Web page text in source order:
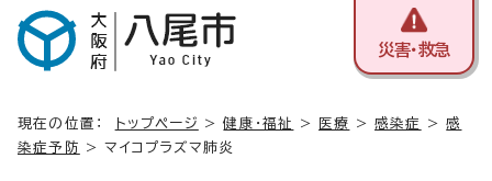
災害・救急
現在の位置： トップページ >健康・福祉 > 医療 >感染症 >感
染症予防
> マイコプラズマ肺炎